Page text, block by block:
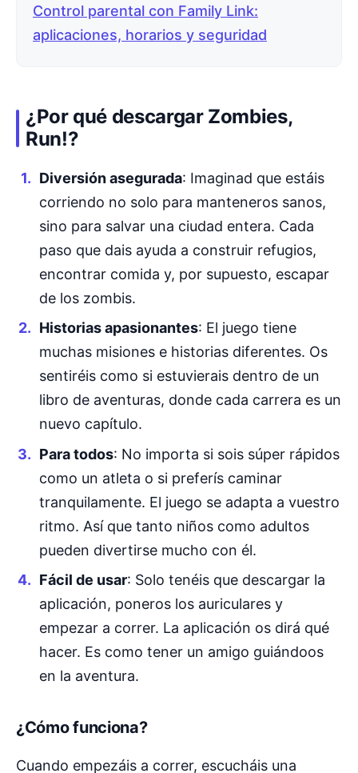
Control parental con Family Link:
aplicaciones, horarios y seguridad
¿Por qué descargar Zombies,
Run!?
Diversión asegurada: Imaginad que estáis
corriendo no solo para manteneros sanos,
sino para salvar una ciudad entera. Cada
paso que dais ayuda a construir refugios,
encontrar comida y, por supuesto, escapar
de los zombis.
Historias apasionantes: El juego tiene
muchas misiones e historias diferentes. Os
sentiréis como si estuvierais dentro de un
libro de aventuras, donde cada carrera es un
nuevo capítulo.
Para todos: No importa si sois súper rápidos
como un atleta o si preferís caminar
tranquilamente. El juego se adapta a vuestro
ritmo. Así que tanto niños como adultos
pueden divertirse mucho con él.
Fácil de usar: Solo tenéis que descargar la
aplicación, poneros los auriculares y
empezar a correr. La aplicación os dirá qué
hacer. Es como tener un amigo guiándoos
en la aventura.
¿Cómo funciona?
Cuando empezáis a correr, escucháis una